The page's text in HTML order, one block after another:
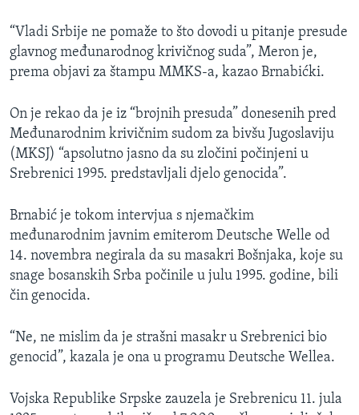
“Vladi Srbije ne pomaže to što dovodi u pitanje presude
glavnog međunarodnog krivičnog suda”, Meron je,
prema objavi za štampu MMKS-a, kazao Brnabićki.
On je rekao da je iz “brojnih presuda” donesenih pred
Međunarodnim krivičnim sudom za bivšu Jugoslaviju
(MKSJ) “apsolutno jasno da su zločini počinjeni u
Srebrenici 1995. predstavljali djelo genocida”.
Brnabić je tokom intervjua s njemačkim
međunarodnim javnim emiterom Deutsche Welle od
14. novembra negirala da su masakri Bošnjaka, koje su
snage bosanskih Srba počinile u julu 1995. godine, bili
čin genocida.
“Ne, ne mislim da je strašni masakr u Srebrenici bio
genocid”, kazala je ona u programu Deutsche Wellea.
Vojska Republike Srpske zauzela je Srebrenicu 11. jula